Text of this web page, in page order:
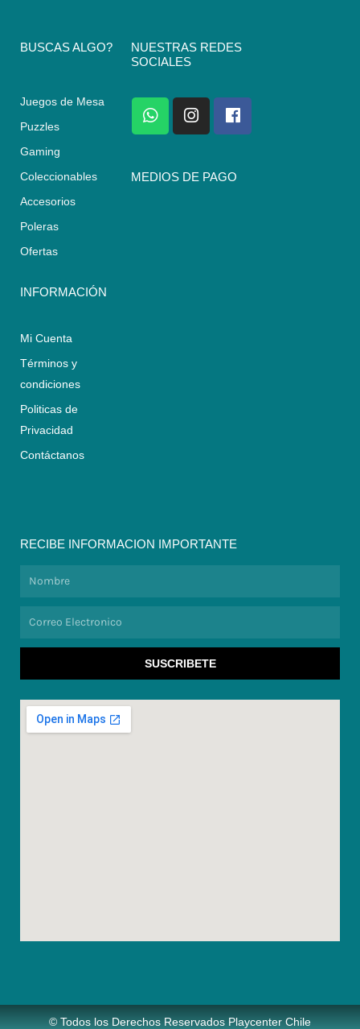
BUSCAS ALGO?
Juegos de Mesa
Puzzles
Gaming
Coleccionables
Accesorios
Poleras
Ofertas
INFORMACIÓN
Mi Cuenta
Términos y
condiciones
Politicas de
Privacidad
Contáctanos
NUESTRAS REDES
SOCIALES
W
h
a
s
I
n
s
a
F
a
c
b
MEDIOS DE PAGO
RECIBE INFORMACION IMPORTANTE
SUSCRIBETE
© Todos los Derechos Reservados Playcenter Chile